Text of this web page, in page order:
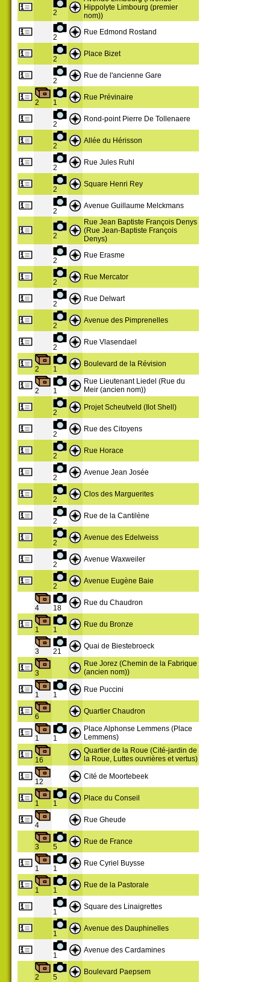
2
Hippolyte Limbourg (premier
nom))
2
Rue Edmond Rostand
2
Place Bizet
2
Rue de l'ancienne Gare
2 1
Rue Prévinaire
2
Rond-point Pierre De Tollenaere
2
Allée du Hérisson
2
Rue Jules Ruhl
2
Square Henri Rey
2
Avenue Guillaume Melckmans
2
Rue Jean Baptiste François Denys
(Rue Jean-Baptiste François
Denys)
2
Rue Erasme
2
Rue Mercator
2
Rue Delwart
2
Avenue des Pimprenelles
2
Rue Vlasendael
2 1
Boulevard de la Révision
2 1
Rue Lieutenant Liedel (Rue du
Meir (ancien nom))
2
Projet Scheutveld (Ilot Shell)
2
Rue des Citoyens
2
Rue Horace
2
Avenue Jean Josée
2
Clos des Marguerites
2
Rue de la Cantilène
2
Avenue des Edelweiss
2
Avenue Waxweiler
2
Avenue Eugène Baie
4 18
Rue du Chaudron
1 1
Rue du Bronze
3 21
Quai de Biestebroeck
3
Rue Jorez (Chemin de la Fabrique
(ancien nom))
1 1
Rue Puccini
6
Quartier Chaudron
1 1
Place Alphonse Lemmens (Place
Lemmens)
16
Quartier de la Roue (Cité-jardin de
la Roue, Luttes ouvrières et vertus)
12
Cité de Moortebeek
1 1
Place du Conseil
4
Rue Gheude
3 5
Rue de France
1 1
Rue Cyriel Buysse
1 1
Rue de la Pastorale
1
Square des Linaigrettes
1
Avenue des Dauphinelles
1
Avenue des Cardamines
2 5
Boulevard Paepsem